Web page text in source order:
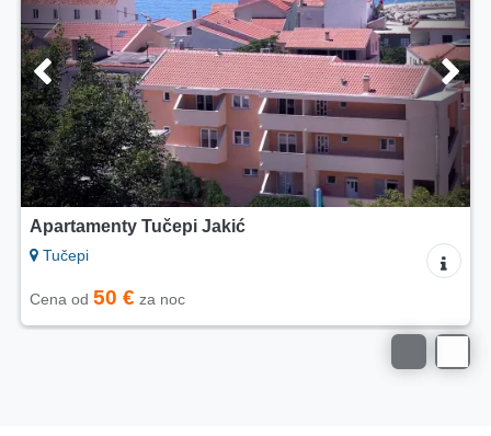
Apartamenty Matić Tučepi
Tučepi
Cena od 50 € za noc